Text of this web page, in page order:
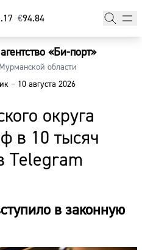
€⁠94.84
«Би-порт»
области
– 10 августа 2026
округа
в 10 тысяч
Тelegram
в законную